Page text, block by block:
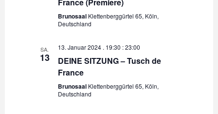
Brunosaal Klettenberggürtel 65, Köln,
Deutschland
SA.
13
13. Januar 2024 . 19:30 :23:00
DEINE SITZUNG – Tusch de
France
Brunosaal Klettenberggürtel 65, Köln,
Deutschland